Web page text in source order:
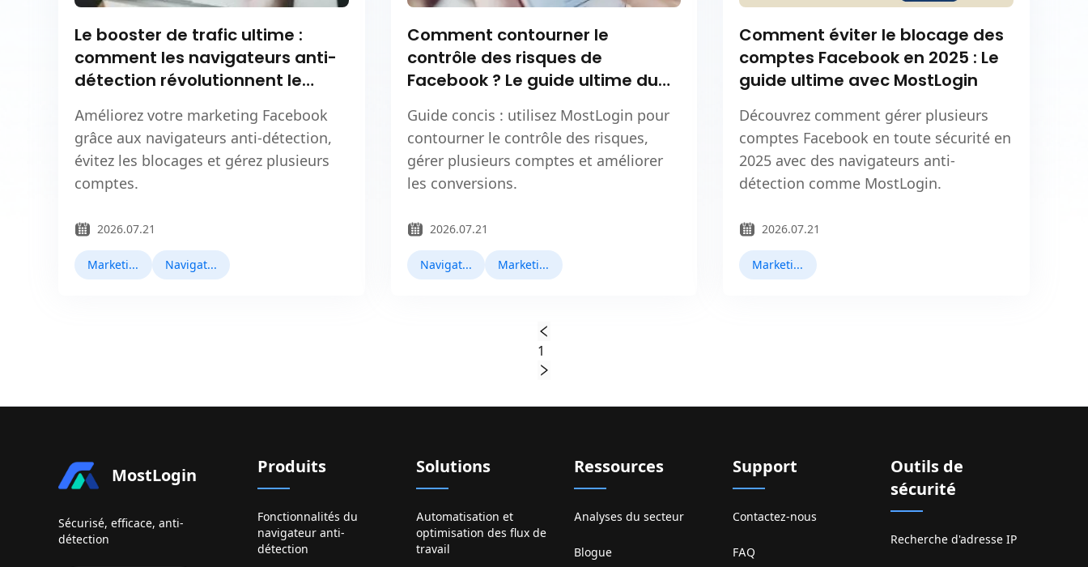
Le booster de trafic ultime :
comment les navigateurs anti-
détection révolutionnent le
Améliorez votre marketing Facebook
grâce aux navigateurs anti-détection,
évitez les blocages et gérez plusieurs
comptes.
2026.07.21
Marketing Facebook Navigateurs Antidetect
Comment contourner le
contrôle des risques de
Facebook ? Le guide ultime du
Guide concis : utilisez MostLogin pour
contourner le contrôle des risques,
gérer plusieurs comptes et améliorer
les conversions.
2026.07.21
Navigateurs Antidetect Marketing Facebook
Comment éviter le blocage des
comptes Facebook en 2025 : Le
guide ultime avec MostLogin
Découvrez comment gérer plusieurs
comptes Facebook en toute sécurité en
2025 avec des navigateurs anti-
détection comme MostLogin.
2026.07.21
Marketing Facebook
1
MostLogin
Sécurisé, efficace, anti-
détection
Produits
Fonctionnalités du
navigateur anti-
détection
Solutions
Automatisation et
optimisation des flux de
travail
Ressources
Analyses du secteur
Blogue
Support
Contactez-nous
FAQ
Outils de
sécurité
Recherche d'adresse IP